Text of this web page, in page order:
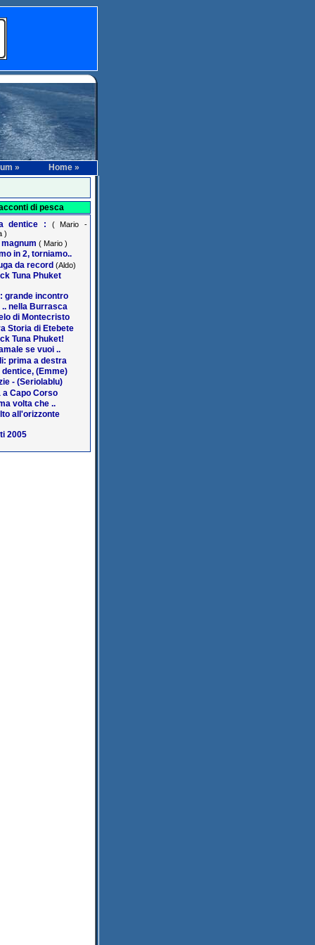
» Home »
di pesca
dentice :
( Mario -
)
( Mario )
in 2, torniamo..
da record (Aldo)
Tuna Phuket
grande incontro
.. nella Burrasca
di Montecristo
Storia di Etebete
Tuna Phuket!
se vuoi ..
prima a destra
dentice, (Emme)
- (Seriolablu)
a Capo Corso
volta che ..
all'orizzonte
2005